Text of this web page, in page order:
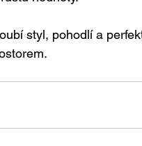
styl, pohodlí a